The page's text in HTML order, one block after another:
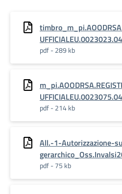
pdf - 289 kb
pdf - 214 kb
All.-1-Autorizzazione-
pdf - 75 kb